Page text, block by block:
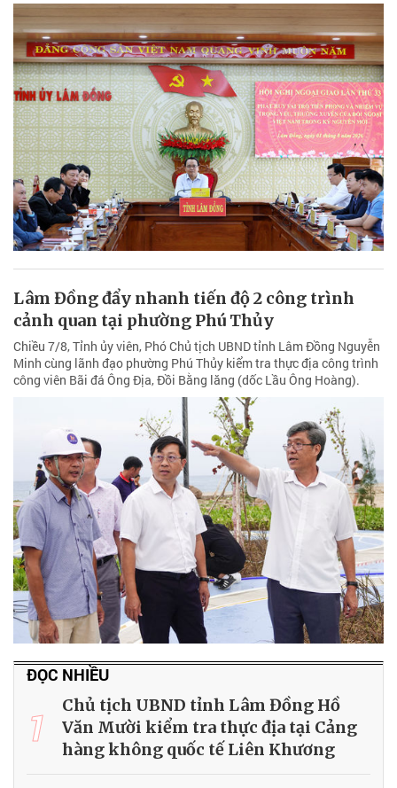
Lâm Đồng đẩy nhanh tiến độ 2 công trình
cảnh quan tại phường Phú Thủy
Chiều 7/8, Tỉnh ủy viên, Phó Chủ tịch UBND tỉnh Lâm Đồng Nguyễn
Minh cùng lãnh đạo phường Phú Thủy kiểm tra thực địa công trình
công viên Bãi đá Ông Địa, Đồi Bằng lăng (dốc Lầu Ông Hoàng).
ĐỌC NHIỀU
1
Chủ tịch UBND tỉnh Lâm Đồng Hồ
Văn Mười kiểm tra thực địa tại Cảng
hàng không quốc tế Liên Khương